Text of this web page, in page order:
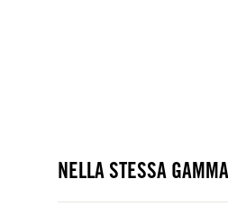
NELLA STESSA GAMMA